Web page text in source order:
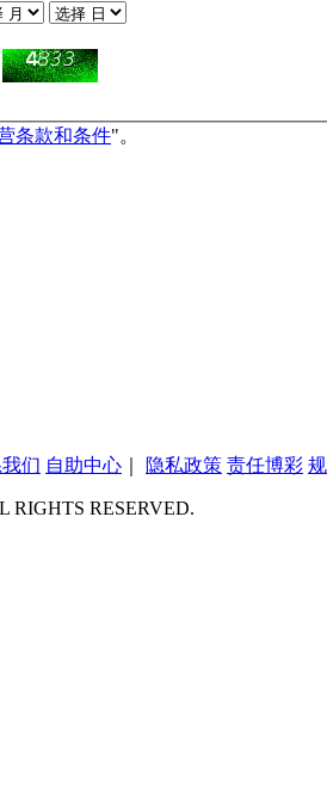
条款和条件"。
们 自助中心 隐私政策 责任博彩
RIGHTS RESERVED.